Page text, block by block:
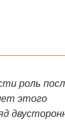
роль
этого